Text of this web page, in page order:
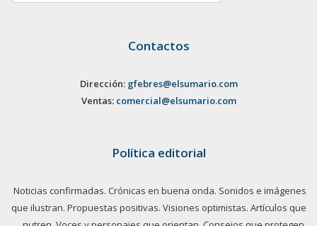
Contactos
Dirección: gfebres@elsumario.com
Ventas: comercial@elsumario.com
Política editorial
Noticias confirmadas. Crónicas en buena onda. Sonidos e imágenes
que ilustran. Propuestas positivas. Visiones optimistas. Artículos que